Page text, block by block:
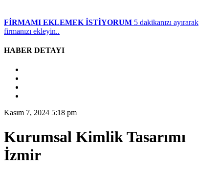
FİRMAMI EKLEMEK İSTİYORUM 5 dakikanızı ayırarak
firmanızı ekleyin..
HABER DETAYI
Kasım 7, 2024 5:18 pm
Kurumsal Kimlik Tasarımı
İzmir